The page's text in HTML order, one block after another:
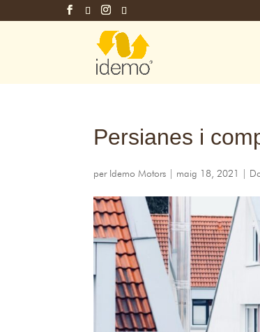
Persianes i
per Idemo Motors maig 18, 2021